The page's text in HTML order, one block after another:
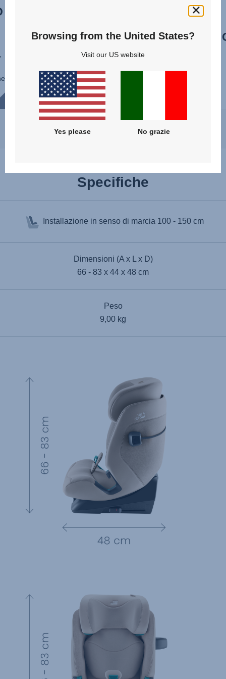
EASYRECLINE
Rendi ogni viaggio rilassante per te e per
EasyRecline del SAFEFIX. Adatta a tutta
l’infanzia, ti permette di scegliere l’angolo
di reclinazione senza dover regolare n...
Specifiche
Installazione in senso di marcia 100 - 150 cm
Dimensioni (A x L x D)
66 - 83 x 44 x 48 cm
Peso
9,00 kg
Browsing from the United States?
Visit our US website
Yes please No grazie